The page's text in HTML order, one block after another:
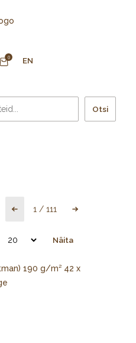
0 EN
Otsi
1 / 111
Näita